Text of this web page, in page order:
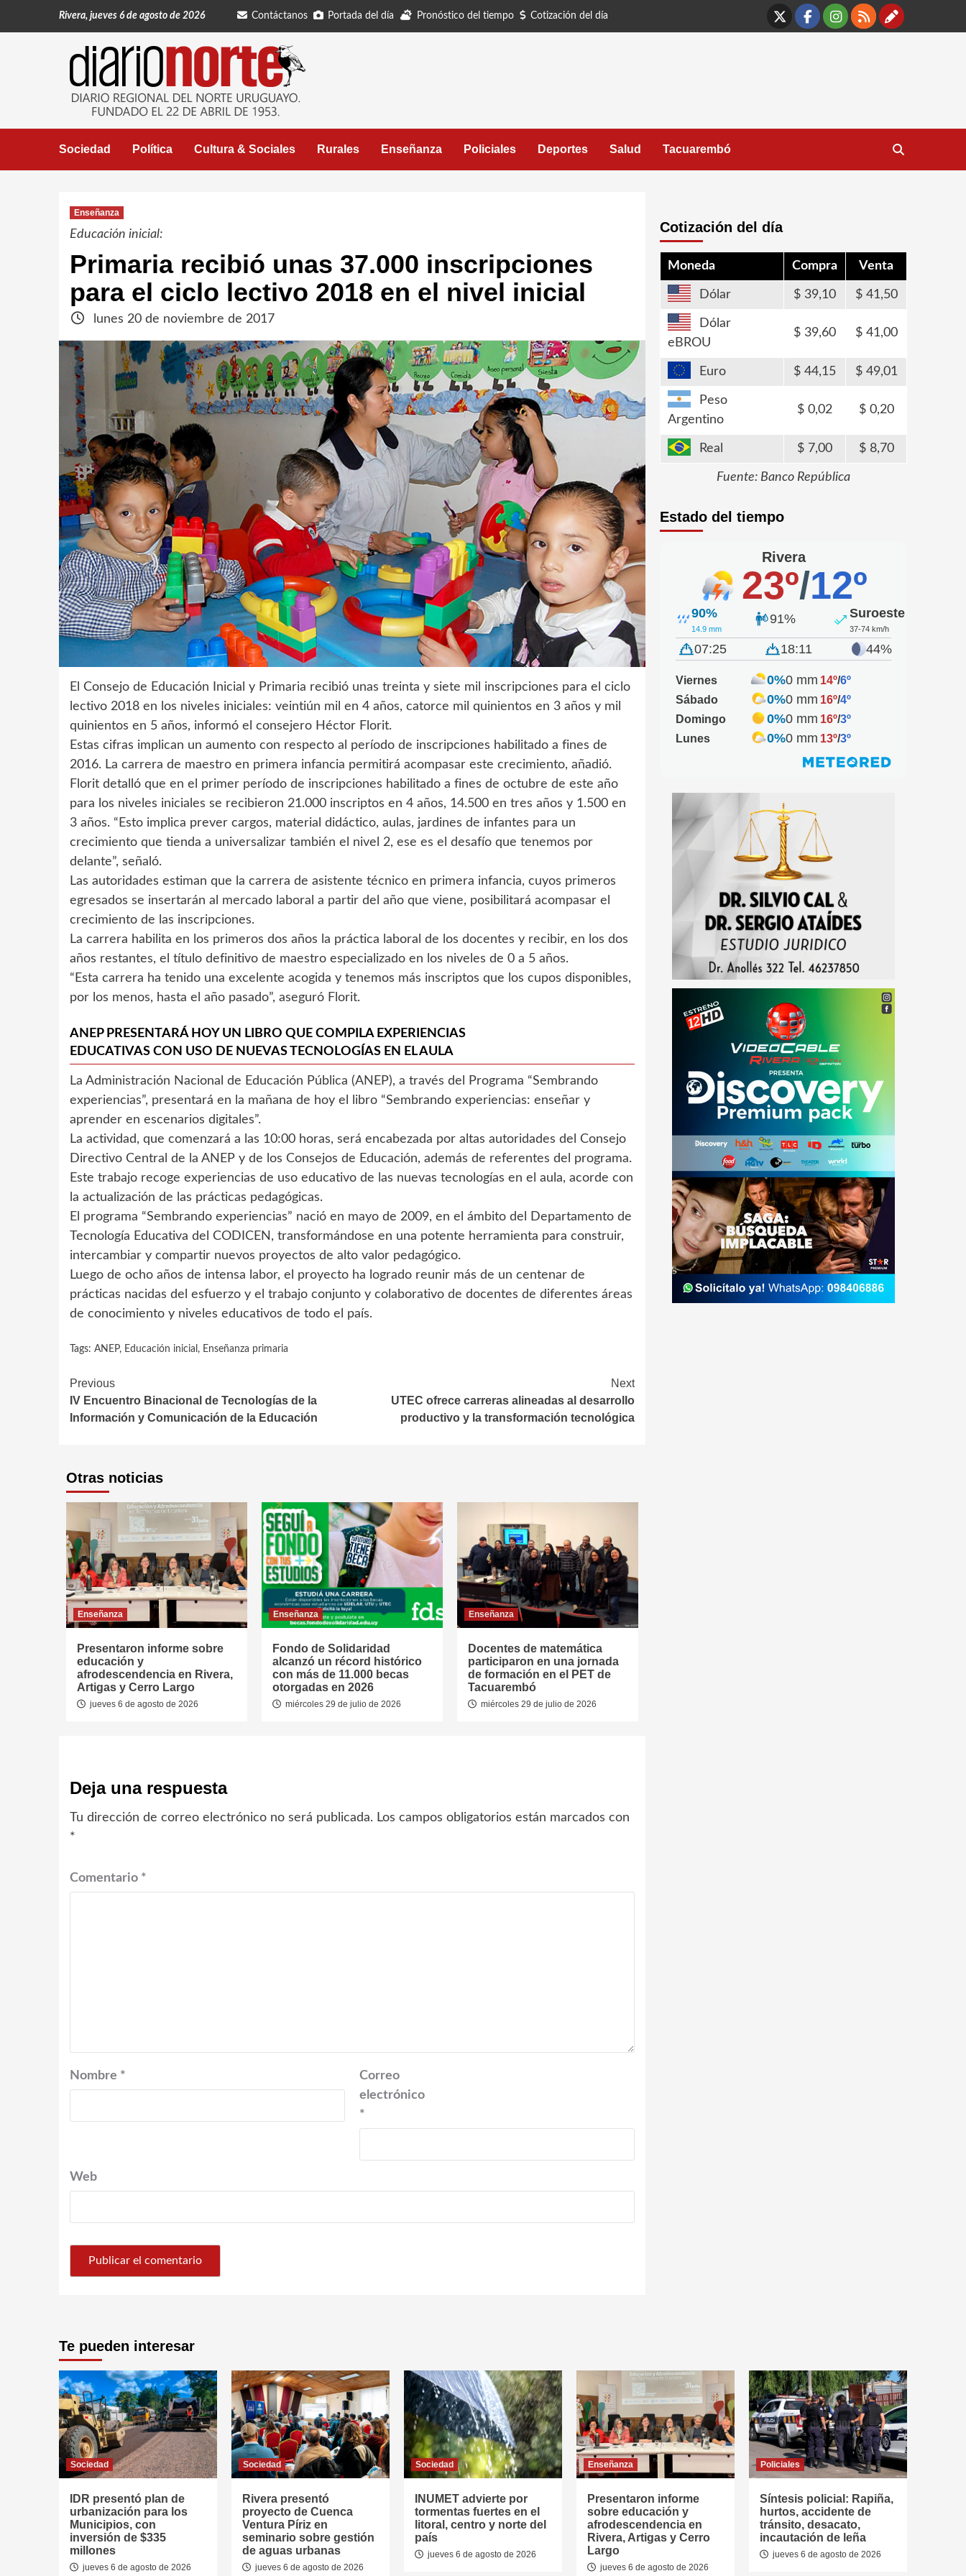
Rivera, jueves 6 de agosto de 2026 Contáctanos Portada del día Pronóstico del tiempo Cotización del día
X Facebook
Instagram
RSS
Sociedad Política Cultura & Sociales Rurales Enseñanza Policiales Deportes Salud Tacuarembó
Enseñanza
Educación inicial:
Primaria recibió unas 37.000 inscripciones
para el ciclo lectivo 2018 en el nivel inicial
lunes 20 de noviembre de 2017
El Consejo de Educación Inicial y Primaria recibió unas treinta y siete mil inscripciones para el ciclo
lectivo 2018 en los niveles iniciales: veintiún mil en 4 años, catorce mil quinientos en 3 años y mil
quinientos en 5 años, informó el consejero Héctor Florit.
Estas cifras implican un aumento con respecto al período de inscripciones habilitado a fines de
2016. La carrera de maestro en primera infancia permitirá acompasar este crecimiento, añadió.
Florit detalló que en el primer período de inscripciones habilitado a fines de octubre de este año
para los niveles iniciales se recibieron 21.000 inscriptos en 4 años, 14.500 en tres años y 1.500 en
3 años. “Esto implica prever cargos, material didáctico, aulas, jardines de infantes para un
crecimiento que tienda a universalizar también el nivel 2, ese es el desafío que tenemos por
delante”, señaló.
Las autoridades estiman que la carrera de asistente técnico en primera infancia, cuyos primeros
egresados se insertarán al mercado laboral a partir del año que viene, posibilitará acompasar el
crecimiento de las inscripciones.
La carrera habilita en los primeros dos años la práctica laboral de los docentes y recibir, en los dos
años restantes, el título definitivo de maestro especializado en los niveles de 0 a 5 años.
“Esta carrera ha tenido una excelente acogida y tenemos más inscriptos que los cupos disponibles,
por los menos, hasta el año pasado”, aseguró Florit.
ANEP PRESENTARÁ HOY UN LIBRO QUE COMPILA EXPERIENCIAS
EDUCATIVAS CON USO DE NUEVAS TECNOLOGÍAS EN EL AULA
La Administración Nacional de Educación Pública (ANEP), a través del Programa “Sembrando
experiencias”, presentará en la mañana de hoy el libro “Sembrando experiencias: enseñar y
aprender en escenarios digitales”.
La actividad, que comenzará a las 10:00 horas, será encabezada por altas autoridades del Consejo
Directivo Central de la ANEP y de los Consejos de Educación, además de referentes del programa.
Este trabajo recoge experiencias de uso educativo de las nuevas tecnologías en el aula, acorde con
la actualización de las prácticas pedagógicas.
El programa “Sembrando experiencias” nació en mayo de 2009, en el ámbito del Departamento de
Tecnología Educativa del CODICEN, transformándose en una potente herramienta para construir,
intercambiar y compartir nuevos proyectos de alto valor pedagógico.
Luego de ocho años de intensa labor, el proyecto ha logrado reunir más de un centenar de
prácticas nacidas del esfuerzo y el trabajo conjunto y colaborativo de docentes de diferentes áreas
de conocimiento y niveles educativos de todo el país.
Tags: ANEP, Educación inicial , Enseñanza primaria
Continue
Reading
Previous
IV Encuentro Binacional de Tecnologías de la
Información y Comunicación de la Educación
Next
UTEC ofrece carreras alineadas al desarrollo
productivo y la transformación tecnológica
Otras noticias
Enseñanza
Presentaron informe sobre
educación y
afrodescendencia en Rivera,
Artigas y Cerro Largo
jueves 6 de agosto de 2026
Enseñanza
Fondo de Solidaridad
alcanzó un récord histórico
con más de 11.000 becas
otorgadas en 2026
miércoles 29 de julio de 2026
Enseñanza
Docentes de matemática
participaron en una jornada
de formación en el PET de
Tacuarembó
miércoles 29 de julio de 2026
Deja una respuesta
Tu dirección de correo electrónico no será publicada. Los campos obligatorios están marcados con
*
Comentario *
Nombre *
Correo
electrónico
*
Web
Cotización del día
Moneda Compra Venta
Dólar 39,10 41,50
Dólar
eBROU
39,60 41,00
Euro 44,15 49,01
Peso
Argentino
0,02 0,20
Real 7,00 8,70
Fuente: Banco República
Estado del tiempo
Rivera
23º/12º
90%
14.9 mm
91% Suroeste
37-74 km/h
07:25 18:11 44%
Viernes 0%0 mm 14º/6º
Sábado
0%0 mm 16º/4º
Domingo
0%0 mm 16º/3º
Lunes
0%0 mm 13º/3º
Te pueden interesar
Sociedad
IDR presentó plan de
urbanización para los
Municipios, con
inversión de $335
millones
jueves 6 de agosto de 2026
Sociedad
Rivera presentó
proyecto de Cuenca
Ventura Píriz en
seminario sobre gestión
de aguas urbanas
jueves 6 de agosto de 2026
Sociedad
INUMET advierte por
tormentas fuertes en el
litoral, centro y norte del
país
jueves 6 de agosto de 2026
Enseñanza
Presentaron informe
sobre educación y
afrodescendencia en
Rivera, Artigas y Cerro
Largo
jueves 6 de agosto de 2026
Policiales
Síntesis policial: Rapiña,
hurtos, accidente de
tránsito, desacato,
incautación de leña
jueves 6 de agosto de 2026